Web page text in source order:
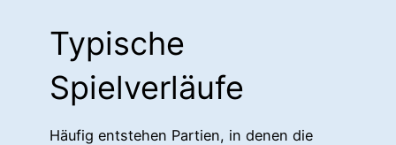
Typische
Spielverläufe
Häufig entstehen Partien, in denen die